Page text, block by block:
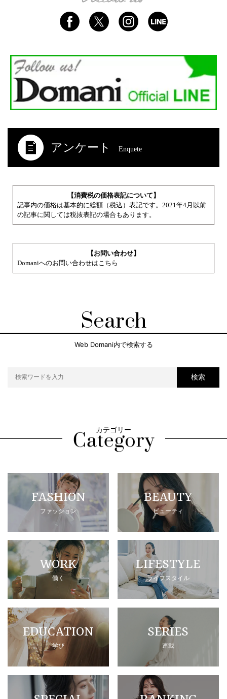
アンケート Enquete
【消費税の価格表記について】
記事内の価格は基本的に総額（税込）表記です。2021年4月以前
の記事に関しては税抜表記の場合もあります。
【お問い合わせ】
Domaniへのお問い合わせはこちら
Search
Web Domani内で検索する
検索
カテゴリー
FASHION
ファッション
BEAUTY
ビューティ
WORK
働く
LIFESTYLE
ライフスタイル
EDUCATION
学び
SERIES
連載